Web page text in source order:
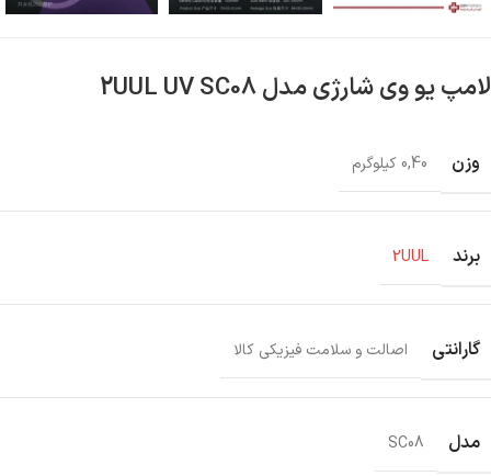
لامپ یو وی شارژی مدل 2UUL UV SC08
وزن 0,40 کیلوگرم
برند 2UUL
گارانتی اصالت و سلامت فیزیکی کالا
مدل SC08